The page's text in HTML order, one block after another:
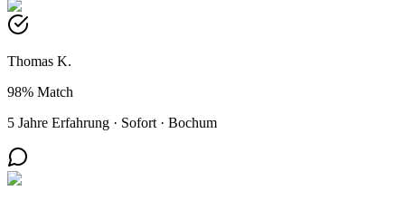
Thomas K.
98% Match
5 Jahre Erfahrung · Sofort · Bochum